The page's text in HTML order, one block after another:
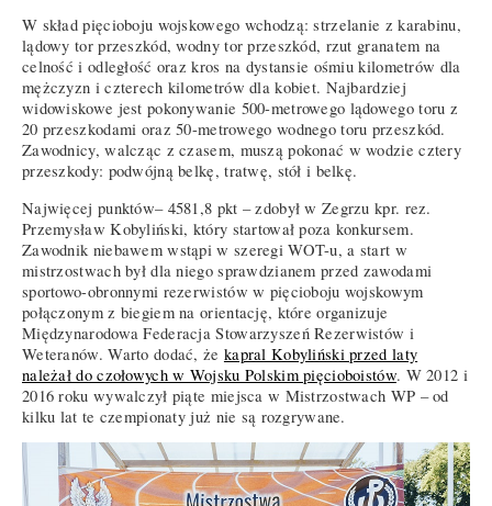
W skład pięcioboju wojskowego wchodzą: strzelanie z karabinu,
lądowy tor przeszkód, wodny tor przeszkód, rzut granatem na
celność i odległość oraz kros na dystansie ośmiu kilometrów dla
mężczyzn i czterech kilometrów dla kobiet. Najbardziej
widowiskowe jest pokonywanie 500-metrowego lądowego toru z
20 przeszkodami oraz 50-metrowego wodnego toru przeszkód.
Zawodnicy, walcząc z czasem, muszą pokonać w wodzie cztery
przeszkody: podwójną belkę, tratwę, stół i belkę.
Najwięcej punktów– 4581,8 pkt – zdobył w Zegrzu kpr. rez.
Przemysław Kobyliński, który startował poza konkursem.
Zawodnik niebawem wstąpi w szeregi WOT-u, a start w
mistrzostwach był dla niego sprawdzianem przed zawodami
sportowo-obronnymi rezerwistów w pięcioboju wojskowym
połączonym z biegiem na orientację, które organizuje
Międzynarodowa Federacja Stowarzyszeń Rezerwistów i
Weteranów. Warto dodać, że kapral Kobyliński przed laty
należał do czołowych w Wojsku Polskim pięcioboistów. W 2012 i
2016 roku wywalczył piąte miejsca w Mistrzostwach WP – od
kilku lat te czempionaty już nie są rozgrywane.